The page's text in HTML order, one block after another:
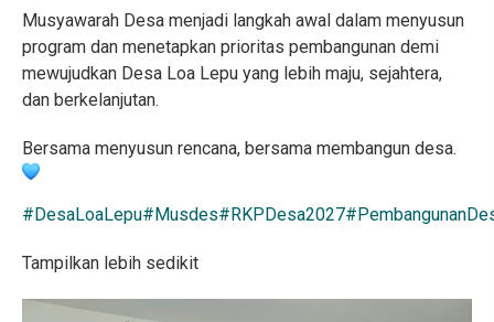
Musyawarah Desa menjadi langkah awal dalam menyusun
program dan menetapkan prioritas pembangunan demi
mewujudkan Desa Loa Lepu yang lebih maju, sejahtera,
dan berkelanjutan.
Bersama menyusun rencana, bersama membangun desa.
#DesaLoaLepu#Musdes#RKPDesa2027
Tampilkan lebih sedikit